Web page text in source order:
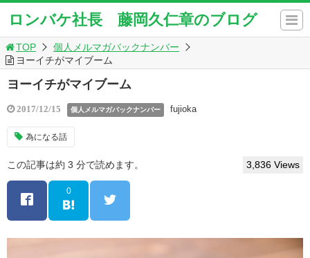
ロンバケ社長 藤岡久仁章のブログ
TOP
個人メルマガバックナンバー
ヨーイチがマイブーム
ヨーイチがマイブーム
2017/12/15 個人メルマガバックナンバー fujioka
為になる話
この記事は約 3 分で読めます。 3,836 Views
0